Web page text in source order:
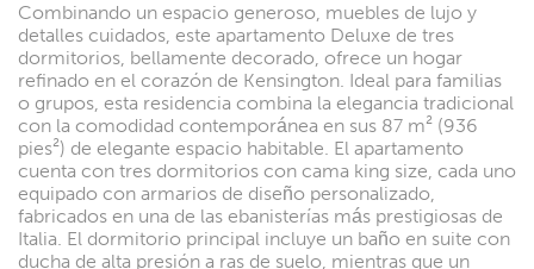
Combinando un espacio generoso, muebles de lujo y
detalles cuidados, este apartamento Deluxe de tres
dormitorios, bellamente decorado, ofrece un hogar
refinado en el corazón de Kensington. Ideal para familias
o grupos, esta residencia combina la elegancia tradicional
con la comodidad contemporánea en sus 87 m² (936
pies²) de elegante espacio habitable. El apartamento
cuenta con tres dormitorios con cama king size, cada uno
equipado con armarios de diseño personalizado,
fabricados en una de las ebanisterías más prestigiosas de
Italia. El dormitorio principal incluye un baño en suite con
ducha de alta presión a ras de suelo, mientras que un